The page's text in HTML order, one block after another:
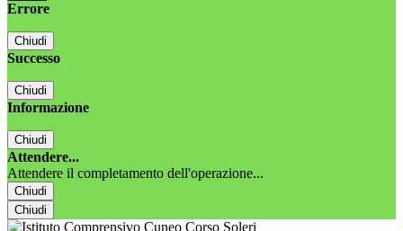
Errore
Chiudi
Successo
Chiudi
Informazione
Chiudi
Attendere...
Attendere il completamento dell'operazione...
Chiudi
Chiudi